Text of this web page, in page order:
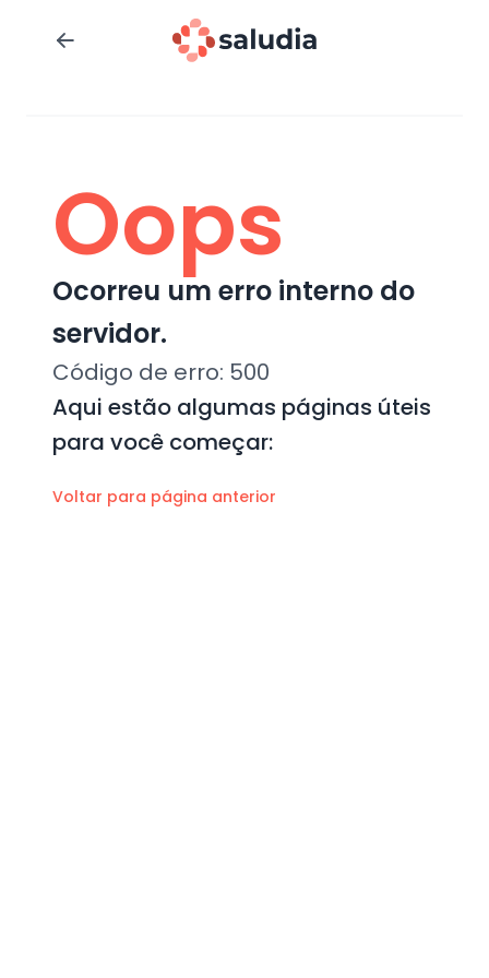
Oops
Ocorreu um erro interno do
servidor.
Código de erro: 500
Aqui estão algumas páginas úteis
para você começar:
Voltar para página anterior